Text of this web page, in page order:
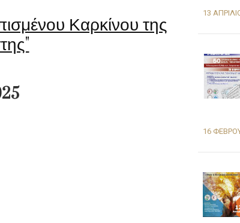
Καρκίνου της
13
16